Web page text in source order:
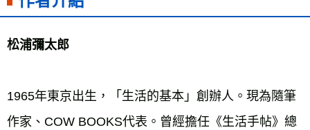
松浦彌太郎
1965年東京出生，「生活的基本」創辦人。現為隨筆
作家、COW BOOKS代表。曾經擔任《生活手帖》總